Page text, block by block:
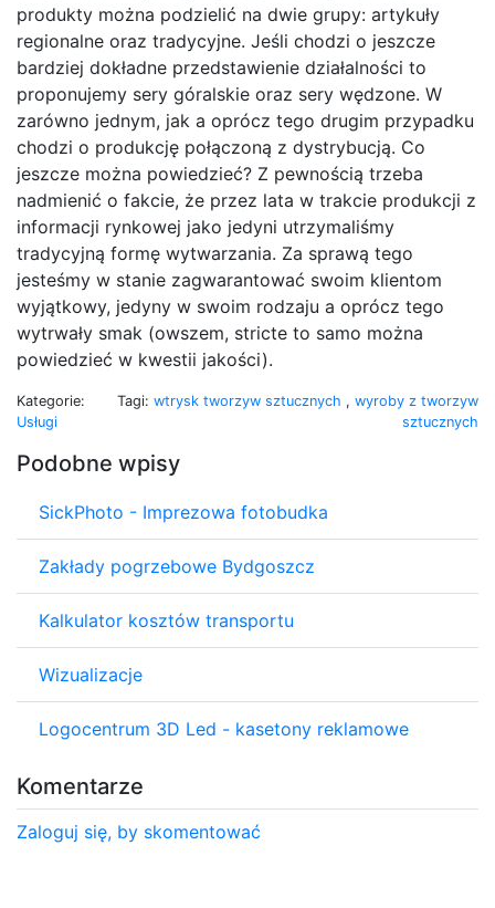
produkty można podzielić na dwie grupy: artykuły
regionalne oraz tradycyjne. Jeśli chodzi o jeszcze
bardziej dokładne przedstawienie działalności to
proponujemy sery góralskie oraz sery wędzone. W
zarówno jednym, jak a oprócz tego drugim przypadku
chodzi o produkcję połączoną z dystrybucją. Co
jeszcze można powiedzieć? Z pewnością trzeba
nadmienić o fakcie, że przez lata w trakcie produkcji z
informacji rynkowej jako jedyni utrzymaliśmy
tradycyjną formę wytwarzania. Za sprawą tego
jesteśmy w stanie zagwarantować swoim klientom
wyjątkowy, jedyny w swoim rodzaju a oprócz tego
wytrwały smak (owszem, stricte to samo można
powiedzieć w kwestii jakości).
Kategorie:
Usługi
Tagi: wtrysk tworzyw sztucznych , wyroby z tworzyw
sztucznych
Podobne wpisy
SickPhoto - Imprezowa fotobudka
Zakłady pogrzebowe Bydgoszcz
Kalkulator kosztów transportu
Wizualizacje
Logocentrum 3D Led - kasetony reklamowe
Komentarze
Zaloguj się, by skomentować